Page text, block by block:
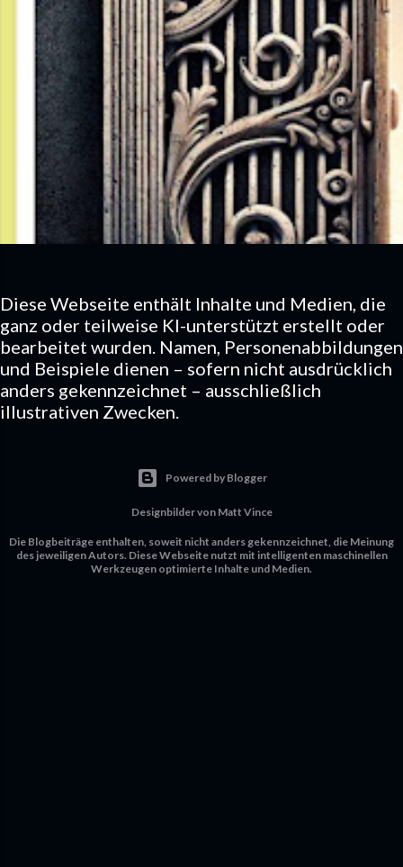
Diese Webseite enthält Inhalte und Medien, die
ganz oder teilweise KI-unterstützt erstellt oder
bearbeitet wurden. Namen, Personenabbildungen
und Beispiele dienen – sofern nicht ausdrücklich
anders gekennzeichnet – ausschließlich
illustrativen Zwecken.
Powered by Blogger
Designbilder von Matt Vince
Die Blogbeiträge enthalten, soweit nicht anders gekennzeichnet, die Meinung
des jeweiligen Autors. Diese Webseite nutzt mit intelligenten maschinellen
Werkzeugen optimierte Inhalte und Medien.